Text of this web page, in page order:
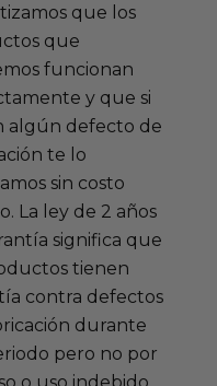
que los
que
funcionan
y que si
algún defecto de
te lo
sin costo
La ley de 2 años
significa que
tienen
contra defectos
durante
pero no por
o uso indebido.